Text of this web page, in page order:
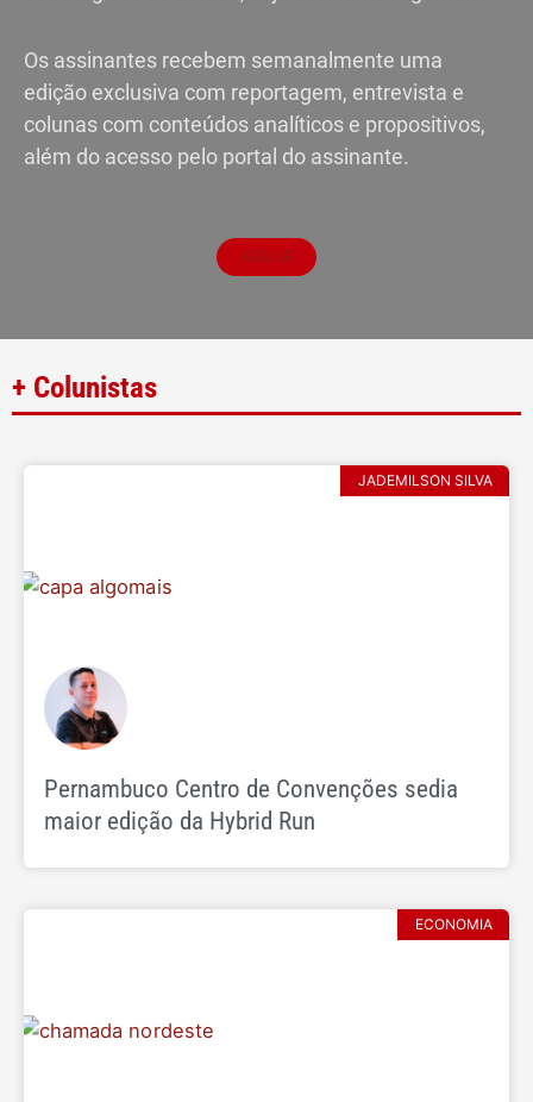
Os assinantes recebem semanalmente uma
edição exclusiva com reportagem, entrevista e
colunas com conteúdos analíticos e propositivos,
além do acesso pelo portal do assinante.
ASSINE
+ Colunistas
JADEMILSON SILVA
Pernambuco Centro de Convenções sedia
maior edição da Hybrid Run
ECONOMIA